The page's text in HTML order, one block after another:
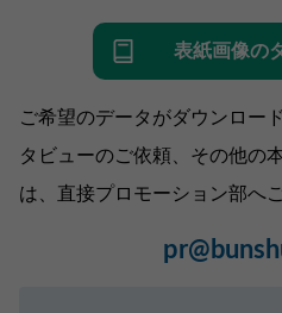
表紙画像の
ご希望のデータがダウンロー
タビューのご依頼、その他の
は、直接プロモーション部へ